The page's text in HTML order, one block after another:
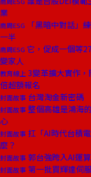
業
商周ESG
「黑暗中對話」
一半
商周ESG 它，促成一個等
變家人
教育線上 3變革擴大實作
倍超額報名
封面故事 台灣淘金新密碼
封面故事 整個高雄是鴻海
心
封面故事 扛「AI時代台積
麼？
封面故事 郭台強跨入AI運
封面故事 第一批買輝達伺